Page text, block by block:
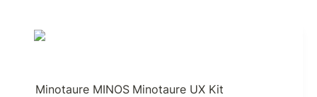
Minotaure MINOS Minotaure UX Kit